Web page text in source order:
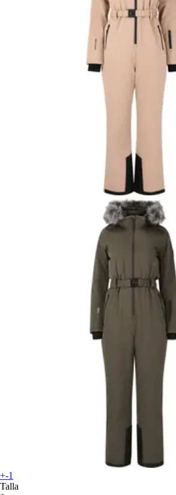
+-1
Talla